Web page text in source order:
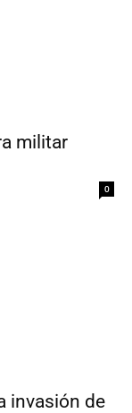
militar
0
invasión de